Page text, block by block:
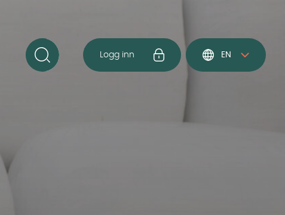
Logg inn EN